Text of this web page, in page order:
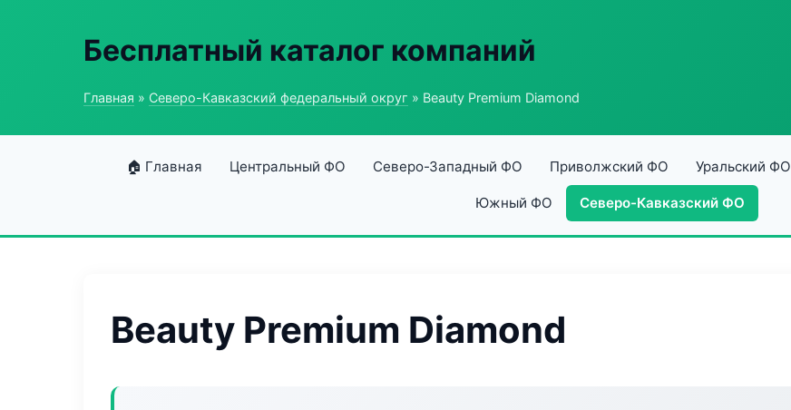
Бесплатный каталог компаний
Главная » Северо-Кавказский федеральный округ » Beauty Premium Diamond
🏠 Главная Центральный ФО Северо-Западный ФО Приволжский ФО Уральский ФО
Южный ФО Северо-Кавказский ФО
Beauty Premium Diamond